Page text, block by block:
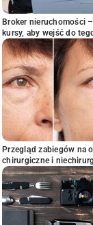
Broker nieruchomości
kursy, aby wejść do
Przegląd zabiegów na
chirurgiczne i